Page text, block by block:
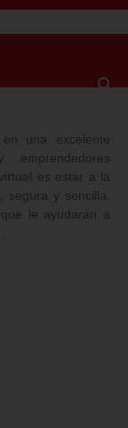
una excelente
es estar a la
y sencilla.
le ayudarán a